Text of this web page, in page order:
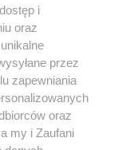
jest:
LIBERTAS
i
oraz
przez
zapewniania
oraz
my i Zaufani